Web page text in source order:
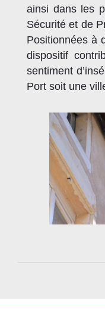
ainsi dans les
Sécurité et de
Positionnées à
dispositif
sentiment
Port soit une